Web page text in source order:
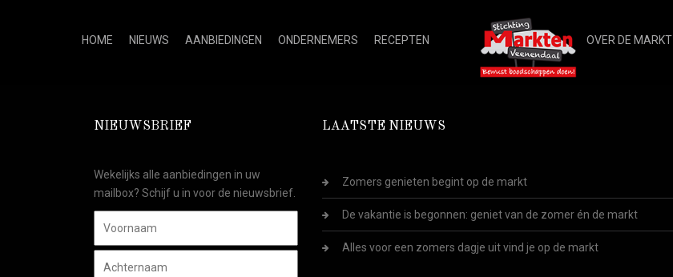
HOME NIEUWS AANBIEDINGEN ONDERNEMERS RECEPTEN OVER DE MARKT
NIEUWSBRIEF
Wekelijks alle aanbiedingen in uw
mailbox? Schijf u in voor de nieuwsbrief.
LAATSTE NIEUWS
Zomers genieten begint op de markt
De vakantie is begonnen: geniet van de zomer én de markt
Alles voor een zomers dagje uit vind je op de markt